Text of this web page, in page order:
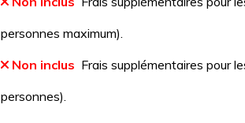
personnes maximum).
Non inclus Frais supplémentaires pour
personnes).